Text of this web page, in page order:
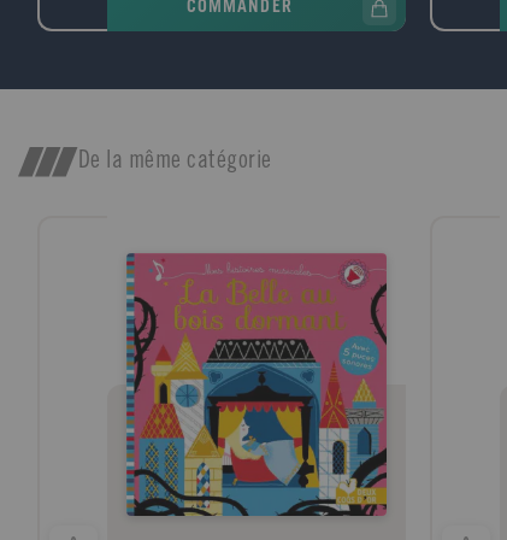
présentée par une petite introduction. Les
2/3 des chansons concernent la période de
1999, avec une dizaine de nouvelles
chansons (Zazie, Garou, Brigitte Fontaine,
COMMANDER
De la même catégorie